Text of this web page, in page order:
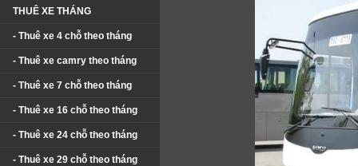
THUÊ XE THÁNG
- Thuê xe 4 chỗ theo tháng
- Thuê xe camry theo tháng
- Thuê xe 7 chỗ theo tháng
- Thuê xe 16 chỗ theo tháng
- Thuê xe 24 chỗ theo tháng
- Thuê xe 29 chỗ theo tháng